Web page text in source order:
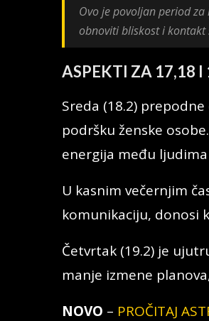
Ovo je povoljan period
obnoviti bliskost i kontakt
ASPEKTI ZA 17,18 I
Sreda (18.2)
podršku ženske
energija među
U kasnim večernjim
komunikaciju, donosi
Četvrtak (19.2) je
manje izmene
NOVO – PROČITAJ